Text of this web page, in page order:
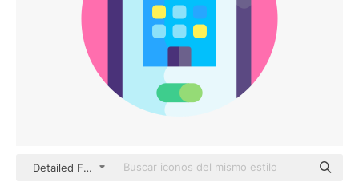
Detailed Flat Circular Flat